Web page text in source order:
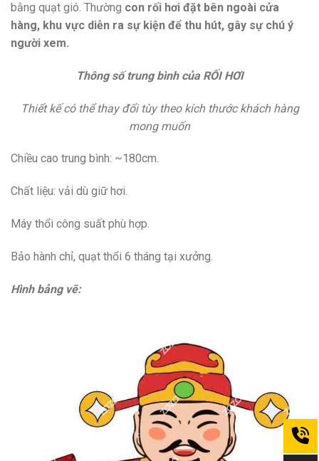
bằng quạt gió. Thường con rối hơi đặt bên ngoài cửa
hàng, khu vực diễn ra sự kiện để thu hút, gây sự chú ý
người xem.
Thông số trung bình của RỐI HƠI
Thiết kế có thể thay đổi tùy theo kích thước khách hàng
mong muốn
Chiều cao trung bình: ~180cm.
Chất liệu: vải dù giữ hơi.
Máy thổi công suất phù hợp.
Bảo hành chỉ, quạt thổi 6 tháng tại xưởng.
Hình bảng vẽ: